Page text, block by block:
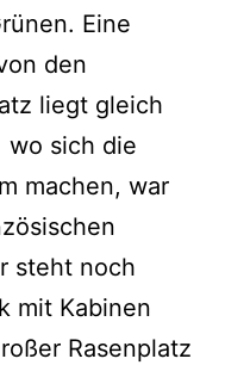
Eine
den
liegt gleich
wo sich die
machen, war
steht noch
mit Kabinen
Rasenplatz